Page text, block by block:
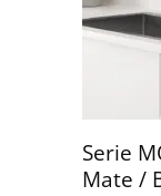
Serie
Mate /